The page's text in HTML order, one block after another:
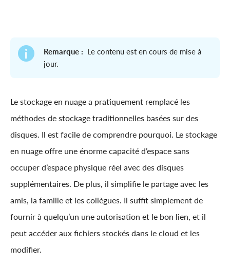
Remarque : Le contenu est en cours de mise à
jour.
Le stockage en nuage a pratiquement remplacé les
méthodes de stockage traditionnelles basées sur des
disques. Il est facile de comprendre pourquoi. Le stockage
en nuage offre une énorme capacité d’espace sans
occuper d’espace physique réel avec des disques
supplémentaires. De plus, il simplifie le partage avec les
amis, la famille et les collègues. Il suffit simplement de
fournir à quelqu’un une autorisation et le bon lien, et il
peut accéder aux fichiers stockés dans le cloud et les
modifier.